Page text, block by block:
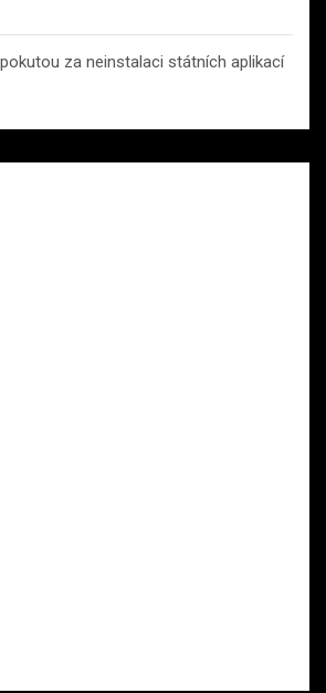
za neinstalaci státních aplikací